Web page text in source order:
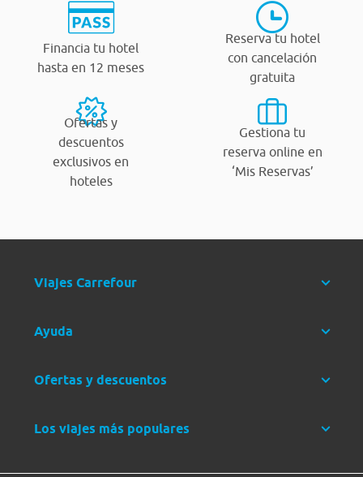
Financia tu hotel
hasta en 12 meses
Reserva tu hotel
con cancelación
gratuita
Ofertas y
descuentos
exclusivos en
hoteles
Gestiona tu
reserva online en
‘Mis Reservas’
Viajes Carrefour
Ayuda
Ofertas y descuentos
Los viajes más populares